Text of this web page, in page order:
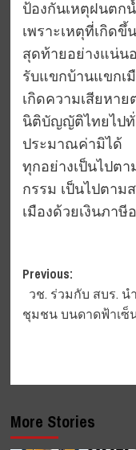
ป้องกันเหตุฝนตก
เพราะเหตุที่เกิด
สุดท้ายอย่างแน่น
รับแขกบ้านแขกเ
เกิดความเสียหา
นิติบัญญัติไทยไปทั่
ประมาณค่ามิได้
ทุกอย่างเป็นไปต
กรรม เป็นไปตา
เมืองด้วยเงินภาษี
Post
navigation
Previous:
วช. ร่วมกับ สบร. น
ชุมชน บนดาดฟ้าเซ็
More Stories